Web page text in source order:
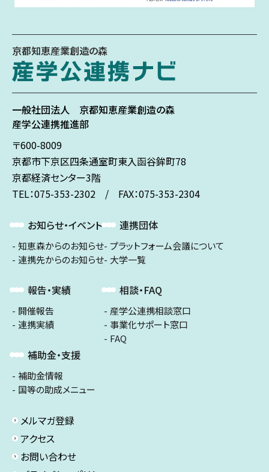
京都知恵産業創造の森
一般社団法人 京都知恵産業創造の森
産学公連携推進部
〒600-8009
京都市下京区四条通室町東入函谷鉾町78
京都経済センター3階
TEL：075-353-2302 / FAX：075-353-2304
お知らせ・イベント
知恵森からのお知らせ
連携先からのお知らせ
報告・実績
開催報告
連携実績
補助金・支援
補助金情報
国等の助成メニュー
連携団体
プラットフォーム会議について
大学一覧
相談・FAQ
産学公連携相談窓口
事業化サポート窓口
FAQ
メルマガ登録
アクセス
お問い合わせ